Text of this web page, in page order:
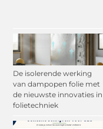
De isolerende werking
van dampopen folie met
de nieuwste innovaties in
folietechniek